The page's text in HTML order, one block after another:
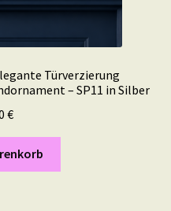
Türverzierung
– SP11 in Silber
€